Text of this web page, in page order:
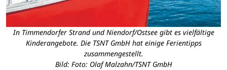
In Timmendorfer Strand und Niendorf/Ostsee gibt es vielfältige
Kinderangebote. Die TSNT GmbH hat einige Ferientipps
zusammengestellt.
Bild: Foto: Olaf Malzahn/TSNT GmbH